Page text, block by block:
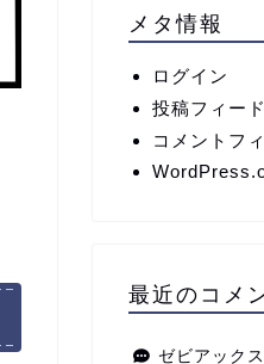
メタ情報
ログイン
投稿フィード
コメントフ
最近のコメ
ゼビアック